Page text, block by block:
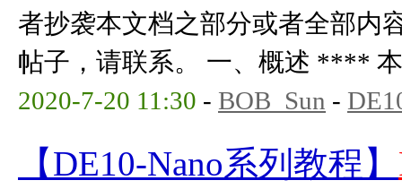
者抄袭本文档之部分或者全部内
帖子，请联系。 一、概述 ****
2020-7-20 11:30 - BOB_Sun -
【DE10-Nano系列教程】